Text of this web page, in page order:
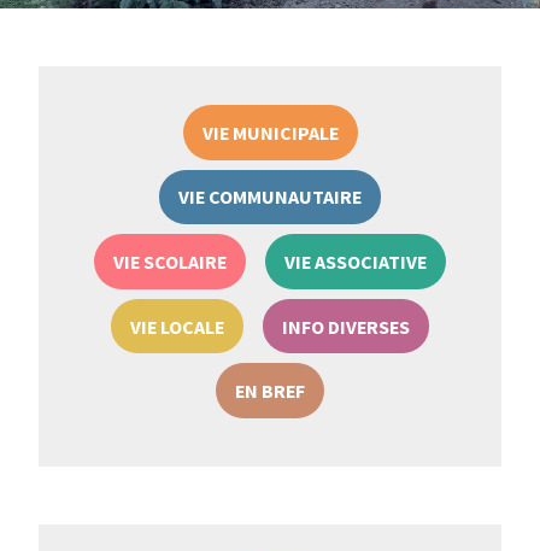
VIE MUNICIPALE
VIE COMMUNAUTAIRE
VIE SCOLAIRE VIE ASSOCIATIVE
VIE LOCALE INFO DIVERSES
EN BREF